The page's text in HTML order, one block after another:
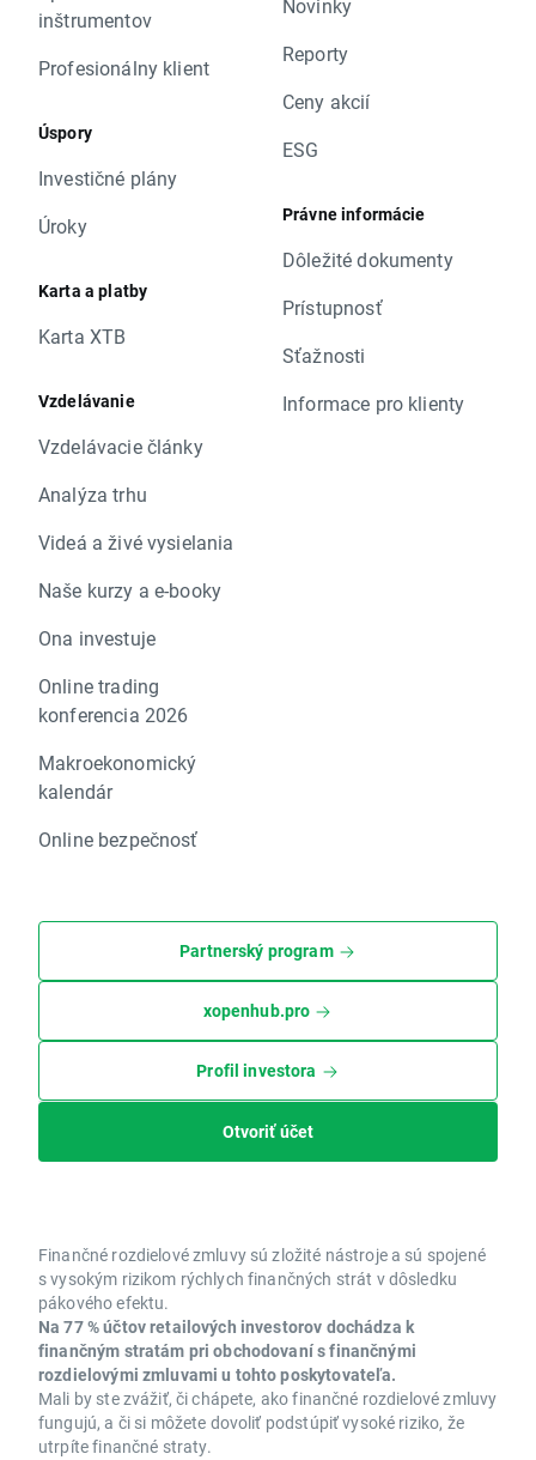
inštrumentov
Profesionálny klient
Úspory
Investičné plány
Úroky
Karta a platby
Karta XTB
Vzdelávanie
Vzdelávacie články
Analýza trhu
Videá a živé vysielania
Naše kurzy a e-booky
Ona investuje
Online trading
konferencia 2026
Makroekonomický
kalendár
Online bezpečnosť
Novinky
Reporty
Ceny akcií
ESG
Právne informácie
Dôležité dokumenty
Prístupnosť
Sťažnosti
Informace pro klienty
Partnerský program
xopenhub.pro
Profil investora
Otvoriť účet
Finančné rozdielové zmluvy sú zložité nástroje a sú spojené
s vysokým rizikom rýchlych finančných strát v dôsledku
pákového efektu.
Na 77 % účtov retailových investorov dochádza k
finančným stratám pri obchodovaní s finančnými
rozdielovými zmluvami u tohto poskytovateľa.
Mali by ste zvážiť, či chápete, ako finančné rozdielové zmluvy
fungujú, a či si môžete dovoliť podstúpiť vysoké riziko, že
utrpíte finančné straty.